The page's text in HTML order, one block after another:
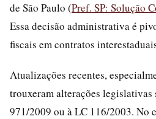
de São Paulo (Pref. SP: Solução
Essa decisão administrativa é
fiscais em contratos
Atualizações recentes,
trouxeram alterações legislativas
971/2009 ou à LC 116/2003. No